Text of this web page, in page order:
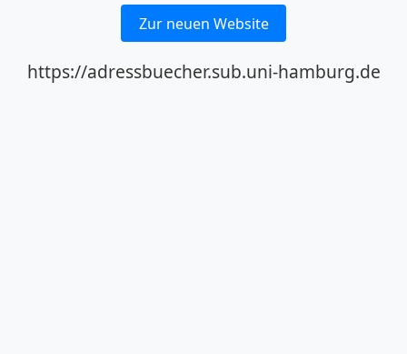
Zur neuen Website
https://adressbuecher.sub.uni-hamburg.de